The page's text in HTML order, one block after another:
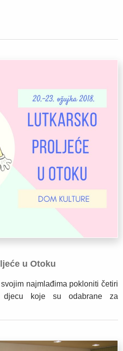
u Otoku
najmlađima pokloniti četiri
djecu koje su odabrane za